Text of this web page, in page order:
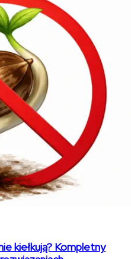
kiełkują? Kompletny